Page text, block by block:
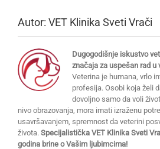
Autor: VET Klinika Sveti Vrači
Dugogodišnje iskustvo
značaja za uspešan rad
Veterina je humana, vrlo
profesija. Osobi koja želi
dovoljno samo da voli
nivo obrazovanja, mora imati izraženu
usavršavanjem, spremnost da veterini
života. Specijalistička VET Klinika Sveti
godina brine o Vašim ljubimcima!